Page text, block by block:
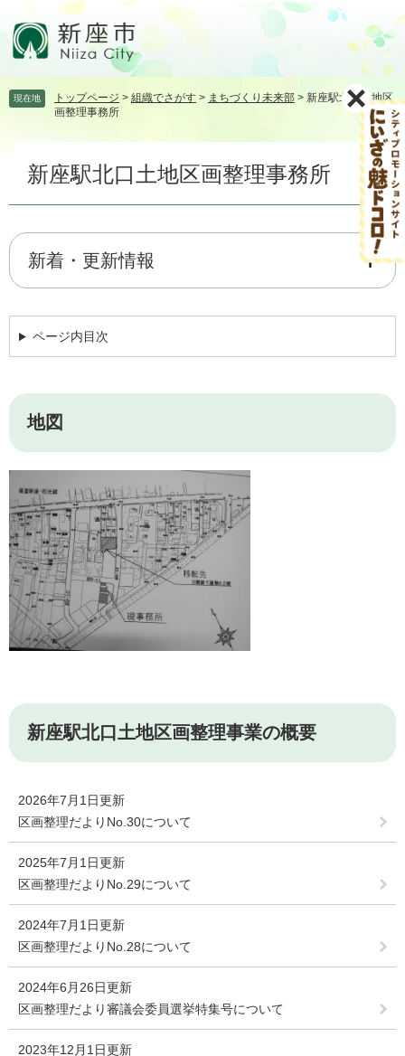
頭飛 現在地 トップページ > 組織でさがす > まちづくり未来部 > 新座駅北口土地区
画整理事務所
新座駅北口土地区画整理事務所
新着・更新情報
ページ内目次
地図
新座駅北口土地区画整理事業の概要
2026年7月1日更新
区画整理だよりNo.30について
2025年7月1日更新
区画整理だよりNo.29について
2024年7月1日更新
区画整理だよりNo.28について
2024年6月26日更新
区画整理だより審議会委員選挙特集号について
2023年12月1日更新